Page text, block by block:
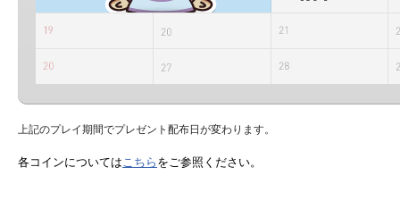
上記のプレイ期間でプレゼント配布日が変わります。
各コインについてはこちら をご参照ください。